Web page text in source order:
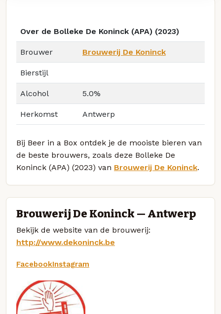
Over de Bolleke De Koninck (APA) (2023)
Brouwer Brouwerij De Koninck
Bierstijl
Alcohol 5.0%
Herkomst Antwerp
Bij Beer in a Box ontdek je de mooiste bieren van
de beste brouwers, zoals deze Bolleke De
Koninck (APA) (2023) van Brouwerij De Koninck.
Brouwerij De Koninck — Antwerp
Bekijk de website van de brouwerij:
http://www.dekoninck.be
FacebookInstagram